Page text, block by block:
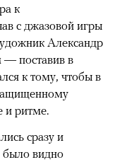
к
с джазовой игры
Александр
поставив в
к тому, чтобы в
и ритме.
сразу и
было видно